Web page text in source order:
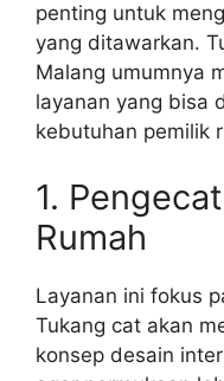
penting untuk
yang ditawarkan.
Malang umumnya
layanan yang bisa
kebutuhan pemilik
1.
Rumah
Layanan ini fokus
Tukang cat akan
konsep desain